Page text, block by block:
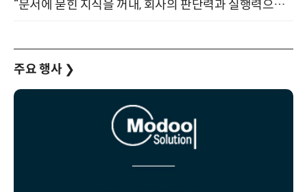
“문서에 묻힌 지식을 꺼내, 회사의 판단력과 실행력으로 바꾸다” (8/20)
주요 행사 ❯